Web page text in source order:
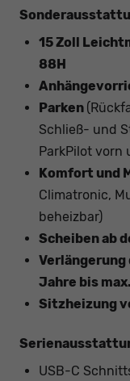
15 Zoll
88H
Parken
Schließ- und
ParkPilot vorn
Komfort und
Climatronic,
beheizbar)
Scheiben ab
Jahre bis
Sitzheizung
USB-C